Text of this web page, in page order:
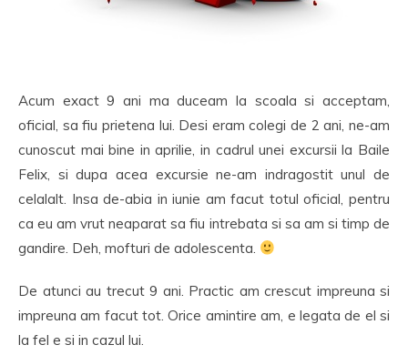
Acum exact 9 ani ma duceam la scoala si acceptam,
oficial, sa fiu prietena lui. Desi eram colegi de 2 ani, ne-am
cunoscut mai bine in aprilie, in cadrul unei excursii la Baile
Felix, si dupa acea excursie ne-am indragostit unul de
celalalt. Insa de-abia in iunie am facut totul oficial, pentru
ca eu am vrut neaparat sa fiu intrebata si sa am si timp de
gandire. Deh, mofturi de adolescenta.
De atunci au trecut 9 ani. Practic am crescut impreuna si
impreuna am facut tot. Orice amintire am, e legata de el si
la fel e si in cazul lui.